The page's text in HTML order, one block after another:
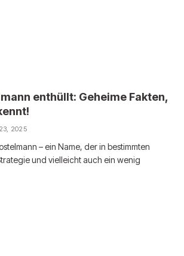
enthüllt: Geheime Fakten,
2025
– ein Name, der in bestimmten
und vielleicht auch ein wenig